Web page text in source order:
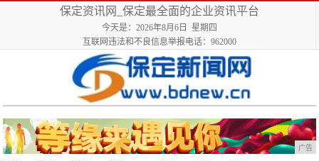
保定资讯网_保定最全面的企业资讯平台
今天是：2026年8月6日 星期四
互联网违法和不良信息举报电话：962000
广告